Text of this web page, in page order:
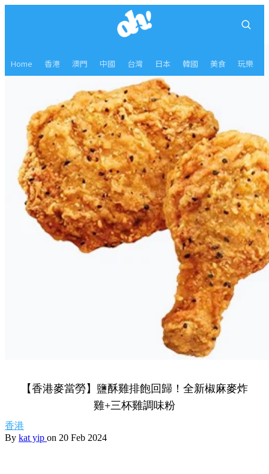
Home 香港 澳門 中國 台灣 日本 韓國 美食 玩樂
【香港麥當勞】鹽酥雞排飽回歸！全新椒麻麥炸
雞+三杯雞調味粉
香港
By kat yip on 20 Feb 2024